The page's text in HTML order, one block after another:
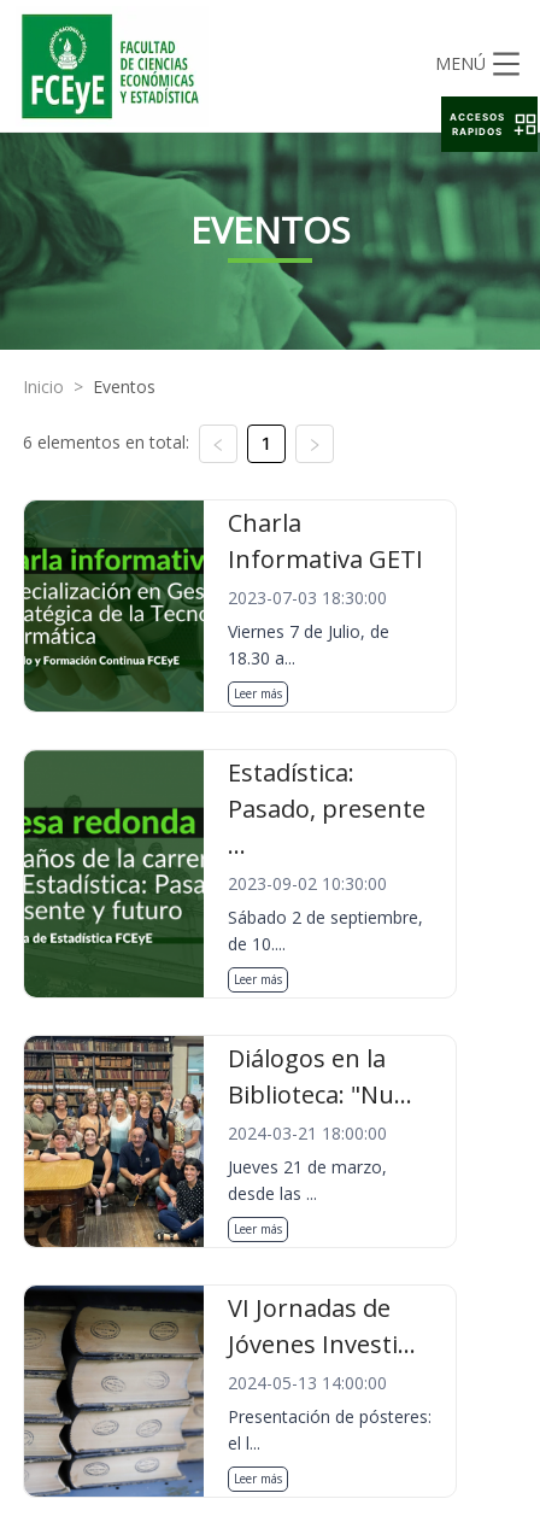
MENÚ
EVENTOS
Inicio > Eventos
6 elementos en total: 1
Charla
Informativa GETI
2023-07-03 18:30:00
Viernes 7 de Julio, de
18.30 a...
Leer más
Estadística:
Pasado, presente
...
2023-09-02 10:30:00
Sábado 2 de septiembre,
de 10....
Leer más
Diálogos en la
Biblioteca: "Nu...
2024-03-21 18:00:00
Jueves 21 de marzo,
desde las ...
Leer más
VI Jornadas de
Jóvenes Investi...
2024-05-13 14:00:00
Presentación de pósteres:
el l...
Leer más
ACCESOS
RAPIDOS